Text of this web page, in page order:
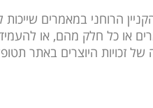
הקניין הרוחני
או כל חלק מהם, או
זכויות היוצרים באתר